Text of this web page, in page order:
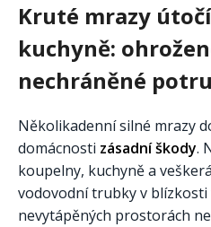
Kruté mrazy
kuchyně:
nechráněné
Několikadenní silné mrazy
domácnosti zásadní škody.
koupelny, kuchyně a
vodovodní trubky v blízkosti
nevytápěných prostorách